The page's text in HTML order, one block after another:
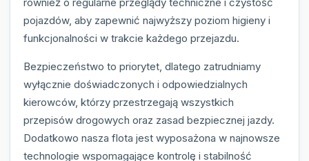
również o regularne przeglądy techniczne i czystość
pojazdów, aby zapewnić najwyższy poziom higieny i
funkcjonalności w trakcie każdego przejazdu.
Bezpieczeństwo to priorytet, dlatego zatrudniamy
wyłącznie doświadczonych i odpowiedzialnych
kierowców, którzy przestrzegają wszystkich
przepisów drogowych oraz zasad bezpiecznej jazdy.
Dodatkowo nasza flota jest wyposażona w najnowsze
technologie wspomagające kontrolę i stabilność